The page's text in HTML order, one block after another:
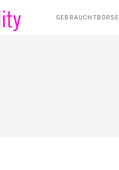
GEBRAUCHTBÖRSE